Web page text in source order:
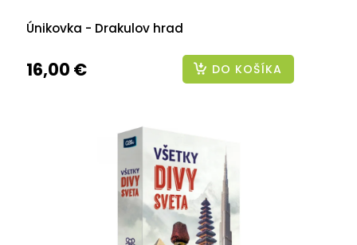
Únikovka - Drakulov hrad
16,00 € DO KOŠÍKA